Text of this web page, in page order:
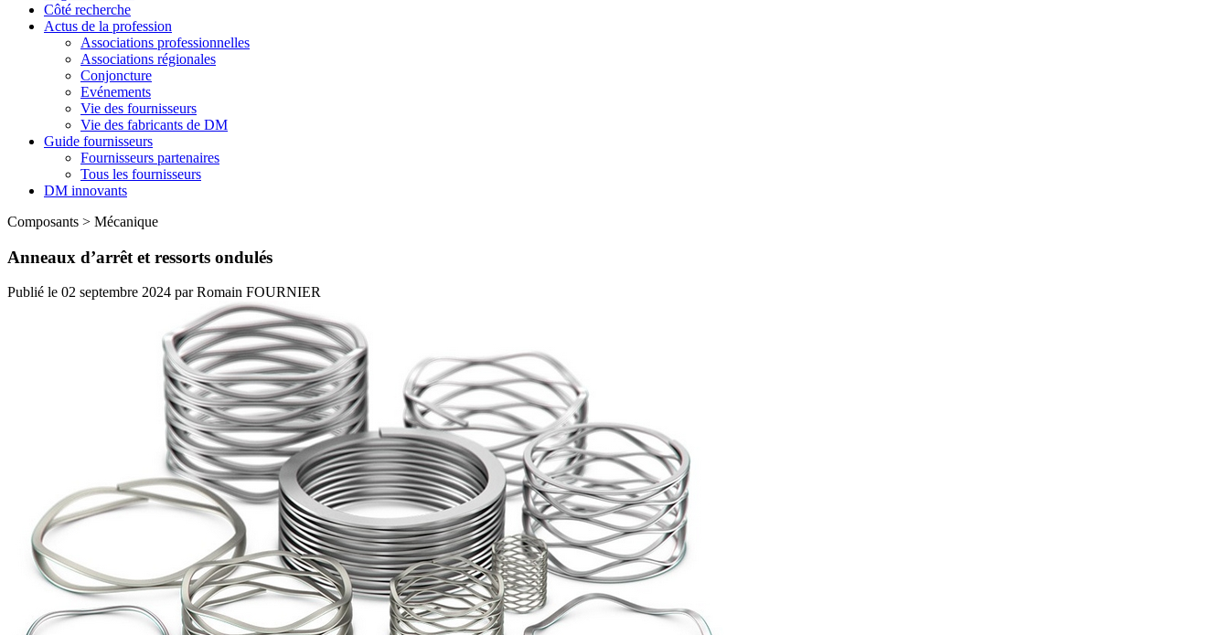
Côté recherche
Actus de la profession
Associations professionnelles
Associations régionales
Conjoncture
Evénements
Vie des fournisseurs
Vie des fabricants de DM
Guide fournisseurs
Fournisseurs partenaires
Tous les fournisseurs
DM innovants
Composants > Mécanique
Anneaux d’arrêt et ressorts ondulés
Publié le 02 septembre 2024 parRomain FOURNIER